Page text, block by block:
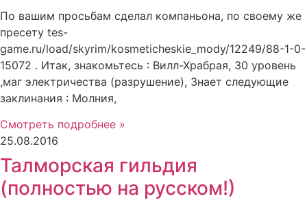
По вашим просьбам сделал компаньона, по своему же
пресету tes-
game.ru/load/skyrim/kosmeticheskie_mody/12249/88-1-0-
15072 . Итак, знакомьтесь : Вилл-Храбрая, 30 уровень
,маг электричества (разрушение), Знает следующие
заклинания : Молния,
Смотреть подробнее »
25.08.2016
Талморская гильдия
(полностью на русском!)